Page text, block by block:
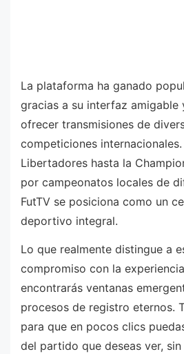
La plataforma ha ganado
gracias a su interfaz amigable
ofrecer transmisiones de
competiciones
Libertadores hasta la
por campeonatos locales de
FutTV se posiciona como un
deportivo integral.
Lo que realmente distingue a
compromiso con la
encontrarás ventanas
procesos de registro eternos.
para que en pocos clics
del partido que deseas ver,